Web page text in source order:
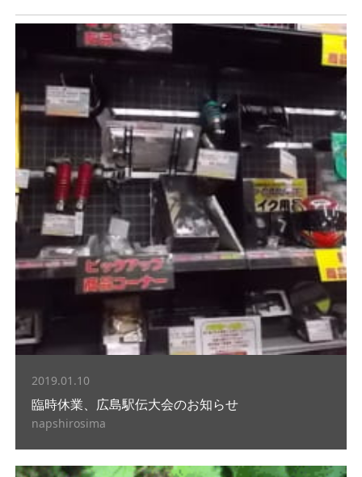
2019.01.10
臨時休業、広島駅伝大会のお知らせ
napshirosima